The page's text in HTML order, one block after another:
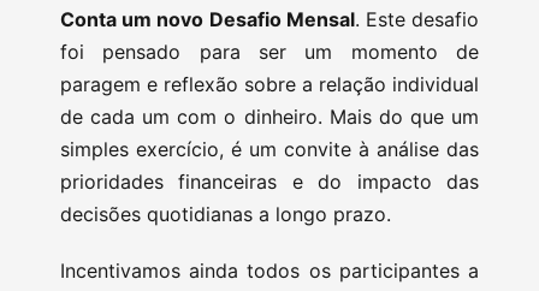
Conta um novo Desafio Mensal. Este desafio
foi pensado para ser um momento de
paragem e reflexão sobre a relação individual
de cada um com o dinheiro. Mais do que um
simples exercício, é um convite à análise das
prioridades financeiras e do impacto das
decisões quotidianas a longo prazo.
Incentivamos ainda todos os participantes a